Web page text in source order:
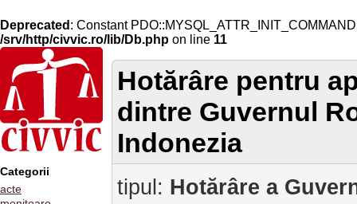
Deprecated : Constant
/srv/http/civvic.ro/lib/Db.php on line 11
Categorii
acte
Hotărâre pentru
dintre Guvernul
Indonezia
tipul: Hotărâre a